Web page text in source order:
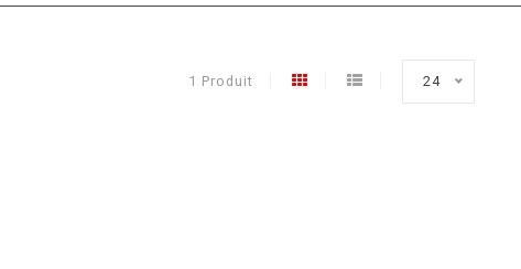
1 Produit 24